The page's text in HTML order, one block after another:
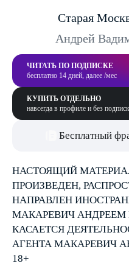
Старая
Андрей
ЧИТАТЬ ПО ПОДПИСКЕ
бесплатно 14 дней, далее /мес
КУПИТЬ ОТДЕЛЬНО
навсегда в профиле и без
Бесплатный
НАСТОЯЩИЙ
ПРОИЗВЕДЕН,
НАПРАВЛЕН
МАКАРЕВИЧ
КАСАЕТСЯ
АГЕНТА МАКАРЕВИЧ
18+